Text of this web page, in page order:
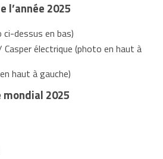
l’année 2025
dessus en bas)
électrique (photo en haut à
haut à gauche)
2025